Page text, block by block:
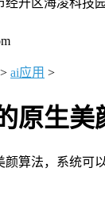
开区海凌科技园
> ai应用 >
原生美
法，系统可以